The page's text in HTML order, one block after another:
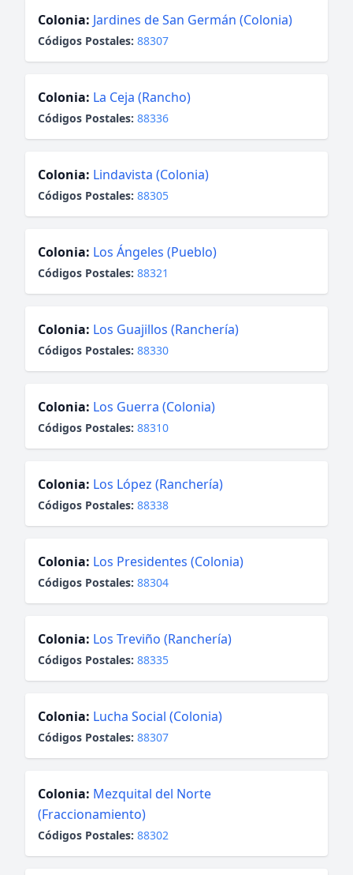
Colonia: Jardines de San Germán (Colonia)
Códigos Postales: 88307
Colonia: La Ceja (Rancho)
Códigos Postales: 88336
Colonia: Lindavista (Colonia)
Códigos Postales: 88305
Colonia: Los Ángeles (Pueblo)
Códigos Postales: 88321
Colonia: Los Guajillos (Ranchería)
Códigos Postales: 88330
Colonia: Los Guerra (Colonia)
Códigos Postales: 88310
Colonia: Los López (Ranchería)
Códigos Postales: 88338
Colonia: Los Presidentes (Colonia)
Códigos Postales: 88304
Colonia: Los Treviño (Ranchería)
Códigos Postales: 88335
Colonia: Lucha Social (Colonia)
Códigos Postales: 88307
Colonia: Mezquital del Norte
(Fraccionamiento)
Códigos Postales: 88302